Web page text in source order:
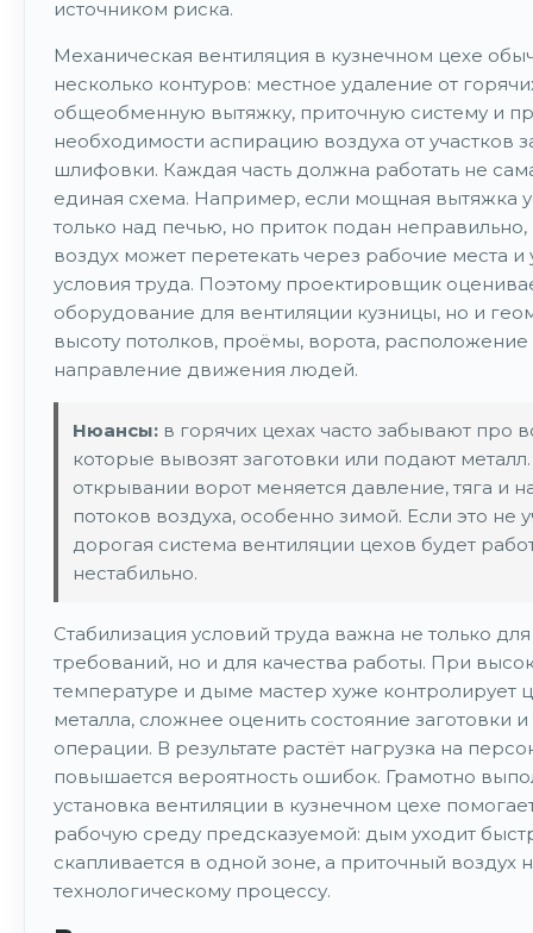
источником риска.
Механическая вентиляция в кузнечном цехе
несколько контуров: местное удаление от
общеобменную вытяжку, приточную систему и
необходимости аспирацию воздуха от участков
шлифовки. Каждая часть должна работать не
единая схема. Например, если мощная вытяжка
только над печью, но приток подан неправильно,
воздух может перетекать через рабочие места и
условия труда. Поэтому проектировщик
оборудование для вентиляции кузницы, но и
высоту потолков, проёмы, ворота,
направление движения людей.
Нюансы: в горячих цехах часто забывают про
которые вывозят заготовки или подают
открывании ворот меняется давление, тяга и
потоков воздуха, особенно зимой. Если это не
дорогая система вентиляции цехов будет
нестабильно.
Стабилизация условий труда важна не только
требований, но и для качества работы. При
температуре и дыме мастер хуже контролирует
металла, сложнее оценить состояние заготовки и
операции. В результате растёт нагрузка на
повышается вероятность ошибок. Грамотно
установка вентиляции в кузнечном цехе
рабочую среду предсказуемой: дым уходит
скапливается в одной зоне, а приточный воздух
технологическому процессу.